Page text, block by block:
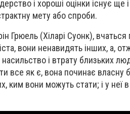
і хороші оцінки існує ще
мету або спроби.
Грюель (Хіларі Суонк), вчаться
вони ненавидять інших, а,
і втрату близьких
все як є, вона починає власну
ким вони можуть стати; і у неї в